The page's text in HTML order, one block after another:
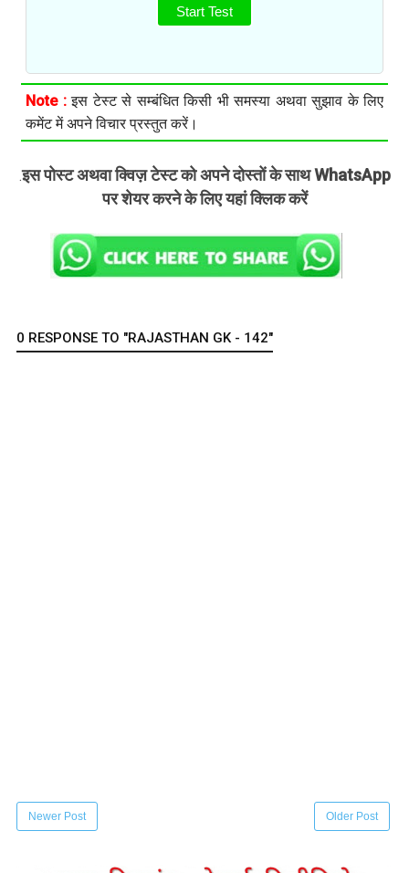
Start Test
Note :इस टेस्ट से सम्बंधित किसी भी समस्या अथवा सुझाव के लिए
कमेंट में अपने विचार प्रस्तुत करें।
.इस पोस्ट अथवा क्विज़ टेस्ट को अपने दोस्तों के साथ WhatsApp
पर शेयर करने के लिए यहां क्लिक करें
0 RESPONSE TO "RAJASTHAN GK - 142"
Newer Post Older Post